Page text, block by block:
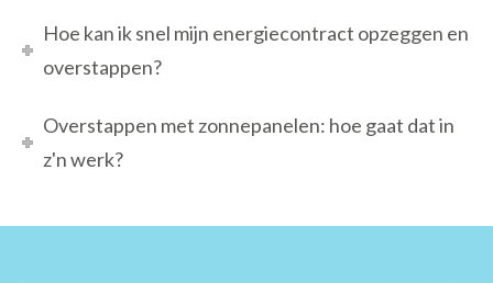
Hoe kan ik snel mijn energiecontract opzeggen en
overstappen?
Overstappen met zonnepanelen: hoe gaat dat in
z'n werk?